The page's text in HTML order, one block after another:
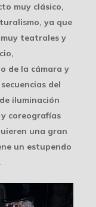
muy clásico,
ya que
teatrales y
de la cámara y
del
iluminación
coreografías
una gran
un estupendo